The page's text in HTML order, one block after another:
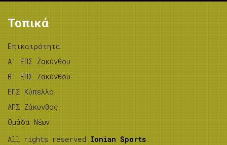
Τοπικά
Επικαιρότητα
A’ ΕΠΣ Ζακύνθου
B’ ΕΠΣ Ζακύνθου
ΕΠΣ Κύπελλο
ΑΠΣ Ζάκυνθος
Ομάδα Νέων
All rights reserved Ionian Sports .